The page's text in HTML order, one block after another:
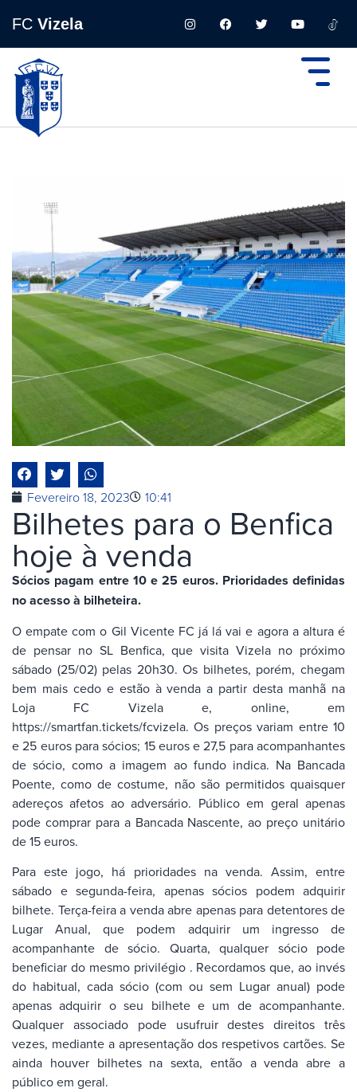
FC Vizela
Fevereiro 18, 2023 10:41
Bilhetes para o Benfica
hoje à venda
Sócios pagam entre 10 e 25 euros. Prioridades definidas
no acesso à bilheteira.
O empate com o Gil Vicente FC já lá vai e agora a altura é
de pensar no SL Benfica, que visita Vizela no próximo
sábado (25/02) pelas 20h30. Os bilhetes, porém, chegam
bem mais cedo e estão à venda a partir desta manhã na
Loja FC Vizela e, online, em
https://smartfan.tickets/fcvizela. Os preços variam entre 10
e 25 euros para sócios; 15 euros e 27,5 para acompanhantes
de sócio, como a imagem ao fundo indica. Na Bancada
Poente, como de costume, não são permitidos quaisquer
adereços afetos ao adversário. Público em geral apenas
pode comprar para a Bancada Nascente, ao preço unitário
de 15 euros.
Para este jogo, há prioridades na venda. Assim, entre
sábado e segunda-feira, apenas sócios podem adquirir
bilhete. Terça-feira a venda abre apenas para detentores de
Lugar Anual, que podem adquirir um ingresso de
acompanhante de sócio. Quarta, qualquer sócio pode
beneficiar do mesmo privilégio . Recordamos que, ao invés
do habitual, cada sócio (com ou sem Lugar anual) pode
apenas adquirir o seu bilhete e um de acompanhante.
Qualquer associado pode usufruir destes direitos três
vezes, mediante a apresentação dos respetivos cartões. Se
ainda houver bilhetes na sexta, então a venda abre a
público em geral.